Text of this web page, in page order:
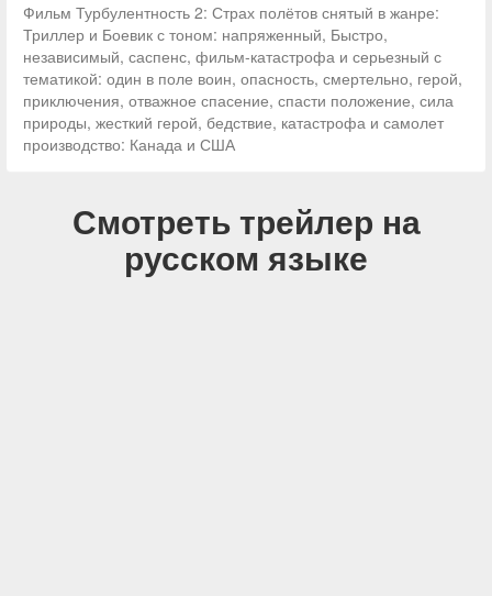
Фильм Турбулентность 2: Страх полётов снятый в жанре:
Триллер и Боевик с тоном: напряженный, Быстро,
независимый, саспенс, фильм-катастрофа и серьезный с
тематикой: один в поле воин, опасность, смертельно, герой,
приключения, отважное спасение, спасти положение, сила
природы, жесткий герой, бедствие, катастрофа и самолет
производство: Канада и США
Смотреть трейлер на
русском языке